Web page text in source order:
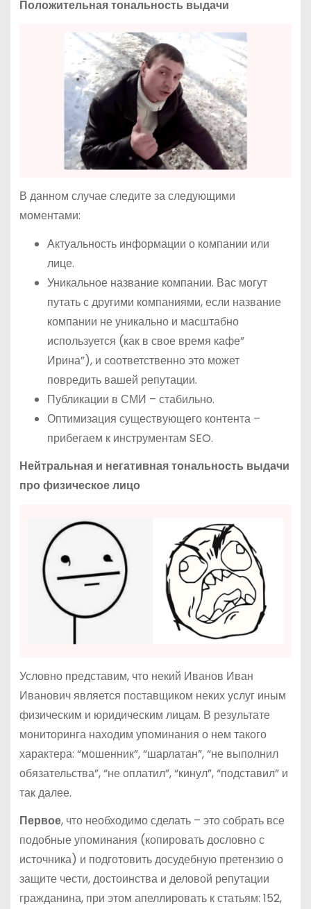
Положительная тональность выдачи
В данном случае следите за следующими
моментами:
Актуальность информации о компании или
лице.
Уникальное название компании. Вас могут
путать с другими компаниями, если название
компании не уникально и масштабно
используется (как в свое время кафе”
Ирина”), и соответственно это может
повредить вашей репутации.
Публикации в СМИ – стабильно.
Оптимизация существующего контента –
прибегаем к инструментам SEO.
Нейтральная и негативная тональность выдачи
про физическое лицо
Условно представим, что некий Иванов Иван
Иванович является поставщиком неких услуг иным
физическим и юридическим лицам. В результате
мониторинга находим упоминания о нем такого
характера: “мошенник”, “шарлатан”, “не выполнил
обязательства”, “не оплатил”, “кинул”, “подставил” и
так далее.
Первое, что необходимо сделать – это собрать все
подобные упоминания (копировать дословно с
источника) и подготовить досудебную претензию о
защите чести, достоинства и деловой репутации
гражданина, при этом апеллировать к статьям: 152,